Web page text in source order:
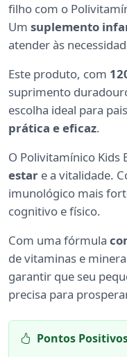
filho com o
Um suplemento
atender às
Este produto, com
suprimento
escolha ideal para
prática e eficaz.
O Polivitamínico Kids
estar e a vitalidade.
imunológico mais
cognitivo e físico.
Com uma fórmula
de vitaminas e
garantir que seu
precisa para
Pontos